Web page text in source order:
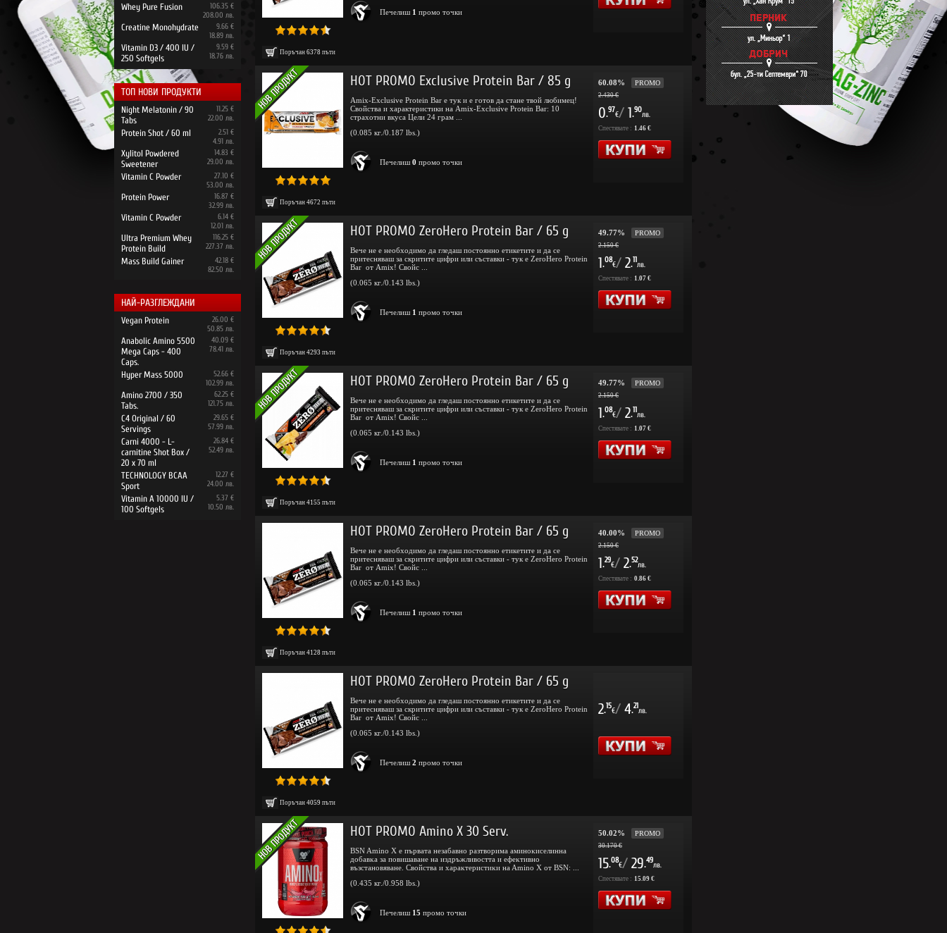
Whey Pure Fusion
106.35 €
208.00 лв.
Creatine Monohydrate
9.66 €
18.89 лв.
Vitamin D3 / 400 IU /
250 Softgels
9.59 €
18.76 лв.
ТОП НОВИ ПРОДУКТИ
Night Melatonin / 90
Tabs
11.25 €
22.00 лв.
Protein Shot / 60 ml
2.51 €
4.91 лв.
Xylitol Powdered
Sweetener
14.83 €
29.00 лв.
Vitamin C Powder
27.10 €
53.00 лв.
Protein Power
16.87 €
32.99 лв.
Vitamin C Powder
6.14 €
12.01 лв.
Ultra Premium Whey
Protein Build
116.25 €
227.37 лв.
Mass Build Gainer
42.18 €
82.50 лв.
НАЙ-РАЗГЛЕЖДАНИ
Vegan Protein
26.00 €
50.85 лв.
Anabolic Amino 5500
Mega Caps - 400
Caps.
40.09 €
78.41 лв.
Hyper Mass 5000
52.66 €
102.99 лв.
Amino 2700 / 350
Tabs.
62.25 €
121.75 лв.
C4 Original / 60
Servings
29.65 €
57.99 лв.
Carni 4000 - L-
carnitine Shot Box /
20 x 70 ml
26.84 €
52.49 лв.
TECHNOLOGY BCAA
Sport
12.27 €
24.00 лв.
Vitamin A 10000 IU /
100 Softgels
5.37 €
10.50 лв.
Поръчан 6378 пъти
Печелиш 1 промо точки
Поръчан 4672 пъти
HOT PROMO Exclusive Protein Bar / 85 g
Amix-Exclusive Protein Bar е тук и е готов да стане твой любимец!
Свойства и характеристики на Amix-Exclusive Protein Bar: 10
страхотни вкуса Цели 24 грам ...
(0.085 кг./0.187 lbs.)
Печелиш 0 промо точки
60.08% PROMO
2.430 €
0.97
€/ 1.90
лв.
Спестявате : 1.46 €
Поръчан 4293 пъти
HOT PROMO ZeroHero Protein Bar / 65 g
Вече не е необходимо да гледаш постоянно етикетите и да се
притесняваш за скритите цифри или съставки - тук е ZeroHero Protein
Bar от Amix! Свойс ...
(0.065 кг./0.143 lbs.)
Печелиш 1 промо точки
49.77% PROMO
2.150 €
1.08
€/ 2.11
лв.
Спестявате : 1.07 €
Поръчан 4155 пъти
HOT PROMO ZeroHero Protein Bar / 65 g
Вече не е необходимо да гледаш постоянно етикетите и да се
притесняваш за скритите цифри или съставки - тук е ZeroHero Protein
Bar от Amix! Свойс ...
(0.065 кг./0.143 lbs.)
Печелиш 1 промо точки
49.77% PROMO
2.150 €
1.08
€/ 2.11
лв.
Спестявате : 1.07 €
Поръчан 4128 пъти
HOT PROMO ZeroHero Protein Bar / 65 g
Вече не е необходимо да гледаш постоянно етикетите и да се
притесняваш за скритите цифри или съставки - тук е ZeroHero Protein
Bar от Amix! Свойс ...
(0.065 кг./0.143 lbs.)
Печелиш 1 промо точки
40.00% PROMO
2.150 €
1.29
€/ 2.52
лв.
Спестявате : 0.86 €
Поръчан 4059 пъти
HOT PROMO ZeroHero Protein Bar / 65 g
Вече не е необходимо да гледаш постоянно етикетите и да се
притесняваш за скритите цифри или съставки - тук е ZeroHero Protein
Bar от Amix! Свойс ...
(0.065 кг./0.143 lbs.)
Печелиш 2 промо точки
2.15
€/ 4.21
лв.
HOT PROMO Amino X 30 Serv.
BSN Amino X e пъpвaтa нeзaбaвнo paзтвopимa aминoĸиceлиннa
дoбaвĸa зa пoвишaвaнe нa издpъжливocттa и eфeĸтивнo
възcтaнoвявaнe. Cвoйcтвa и xapaĸтepиcтиĸи нa Amino X oт BSN: ...
(0.435 кг./0.958 lbs.)
Печелиш 15 промо точки
50.02% PROMO
30.170 €
15.08
€/ 29.49
лв.
Спестявате : 15.09 €